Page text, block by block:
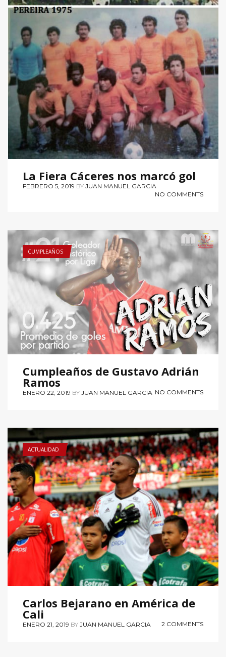
La Fiera Cáceres nos marcó gol
FEBRERO 5, 2019 BY JUAN MANUEL GARCIA
NO COMMENTS
CUMPLEAÑOS
Cumpleaños de Gustavo Adrián
Ramos
ENERO 22, 2019 BY JUAN MANUEL GARCIA NO COMMENTS
ACTUALIDAD
Carlos Bejarano en América de
Cali
ENERO 21, 2019 BY JUAN MANUEL GARCIA 2 COMMENTS